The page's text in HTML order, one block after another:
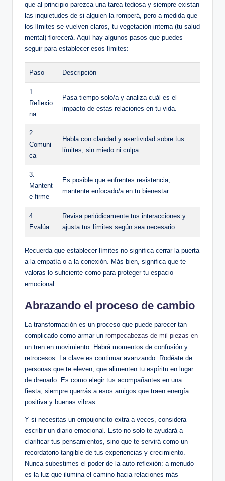
que al principio parezca una tarea tediosa‌ y‌ siempre existan
las⁣ inquietudes ‍de si alguien la romperá, ​pero a ‌medida que
los ⁤límites⁤ se vuelven claros,⁤ tu vegetación interna (tu salud
mental) florecerá. Aquí hay algunos pasos que puedes
seguir ⁣para establecer​ esos límites:
Paso Descripción
1.
⁣Reflexio
na
Pasa tiempo solo/a⁣ y ‌analiza cuál es el
impacto de estas relaciones en ⁤tu vida.
2.
Comuni
ca
Habla con claridad y asertividad sobre tus
límites,⁢ sin miedo ‍ni culpa.
3.
Mantent
e firme
Es posible que enfrentes resistencia;
mantente‍ enfocado/a en tu bienestar.
4.
Evalúa
Revisa periódicamente tus interacciones y
ajusta‍ tus ⁤límites según ⁣sea ⁢necesario.
Recuerda que ⁣establecer límites‍ no significa cerrar ‌la puerta
⁣a la empatía⁤ o⁤ a la conexión. ‍Más bien, significa que te⁢
valoras lo suficiente como para proteger ​tu espacio
emocional.
Abrazando el proceso de cambio
La transformación⁣ es un ‌proceso que puede parecer tan
complicado como⁤ armar un⁢ rompecabezas de mil piezas en
‌un tren en movimiento. Habrá ‌momentos ​de confusión ⁢y
retrocesos. La clave es continuar avanzando. Rodéate⁣ de
personas que te eleven, que alimenten ⁣tu espíritu en⁤ lugar
de drenarlo. ‍Es ⁤como elegir tus acompañantes en una
fiesta; ⁢siempre querrás ⁤a⁤ esos amigos que traen energía
positiva y buenas vibras.
Y si⁢ necesitas un empujoncito extra a veces, ⁣considera ​
escribir un ⁤diario emocional. Esto ‍no solo te ayudará a
⁢clarificar tus pensamientos, sino que te servirá ⁣como un
recordatorio tangible de tus experiencias y ​crecimiento.
Nunca subestimes el ⁢poder de la auto-reflexión: a menudo
⁢es la luz que ‍ilumina el camino ‌hacia relaciones‌ más